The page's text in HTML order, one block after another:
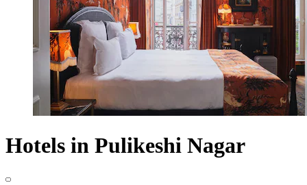
Hotels in Pulikeshi Nagar